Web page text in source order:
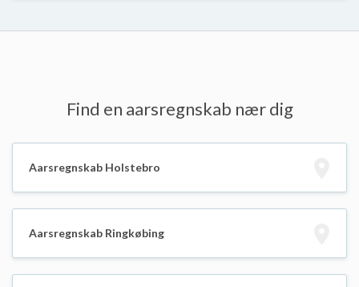
Find en aarsregnskab nær dig
Aarsregnskab Holstebro
Aarsregnskab Ringkøbing